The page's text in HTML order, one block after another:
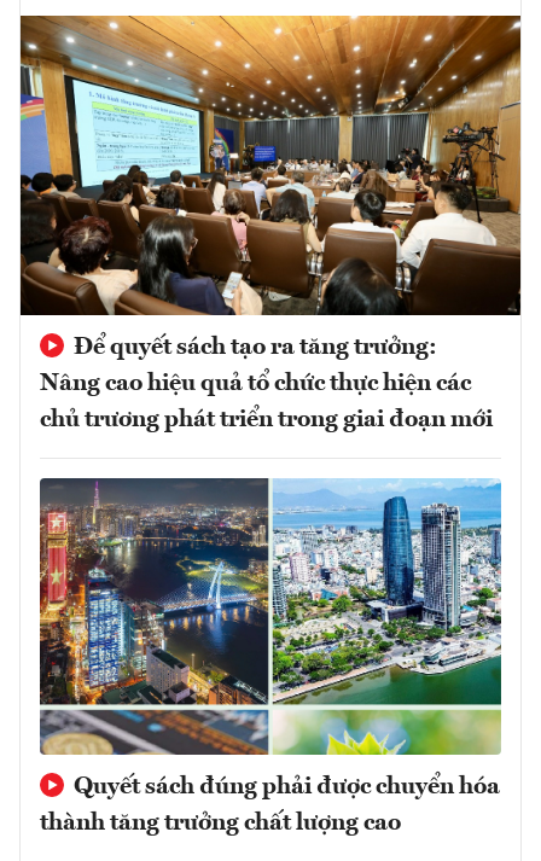
Để quyết sách tạo ra tăng trưởng:
Nâng cao hiệu quả tổ chức thực hiện các
chủ trương phát triển trong giai đoạn mới
Quyết sách đúng phải được chuyển hóa
thành tăng trưởng chất lượng cao